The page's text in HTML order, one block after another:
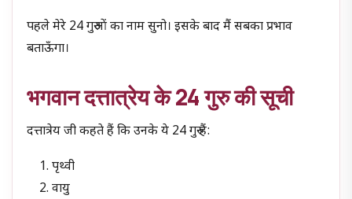
पहले मेरे 24 गुरुओं का नाम सुनो। इसके बाद मैं सबका प्रभाव
बताऊँगा।
भगवान दत्तात्रेय के24 गुरु की सूची
दत्तात्रेय जी कहते हैं कि उनके ये 24 गुरु हैं:
पृथ्वी
वायु